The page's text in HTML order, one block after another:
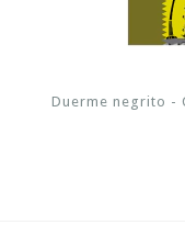
Duerme negrito -